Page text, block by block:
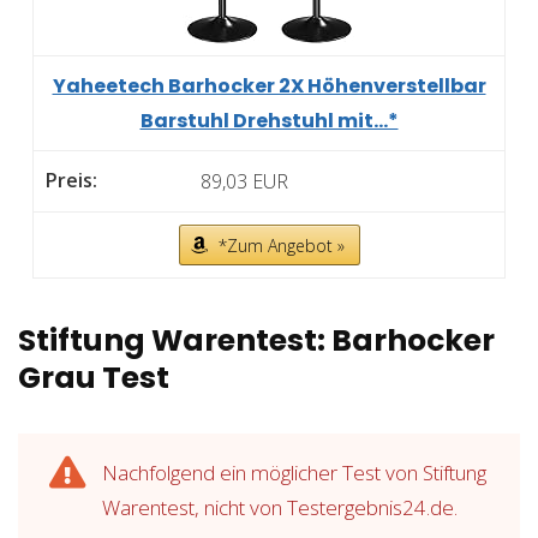
Yaheetech Barhocker 2X Höhenverstellbar
Barstuhl Drehstuhl mit...*
89,03 EUR
*Zum Angebot »
Stiftung Warentest: Barhocker
Grau Test
Nachfolgend ein möglicher Test von Stiftung
Warentest, nicht von Testergebnis24.de.